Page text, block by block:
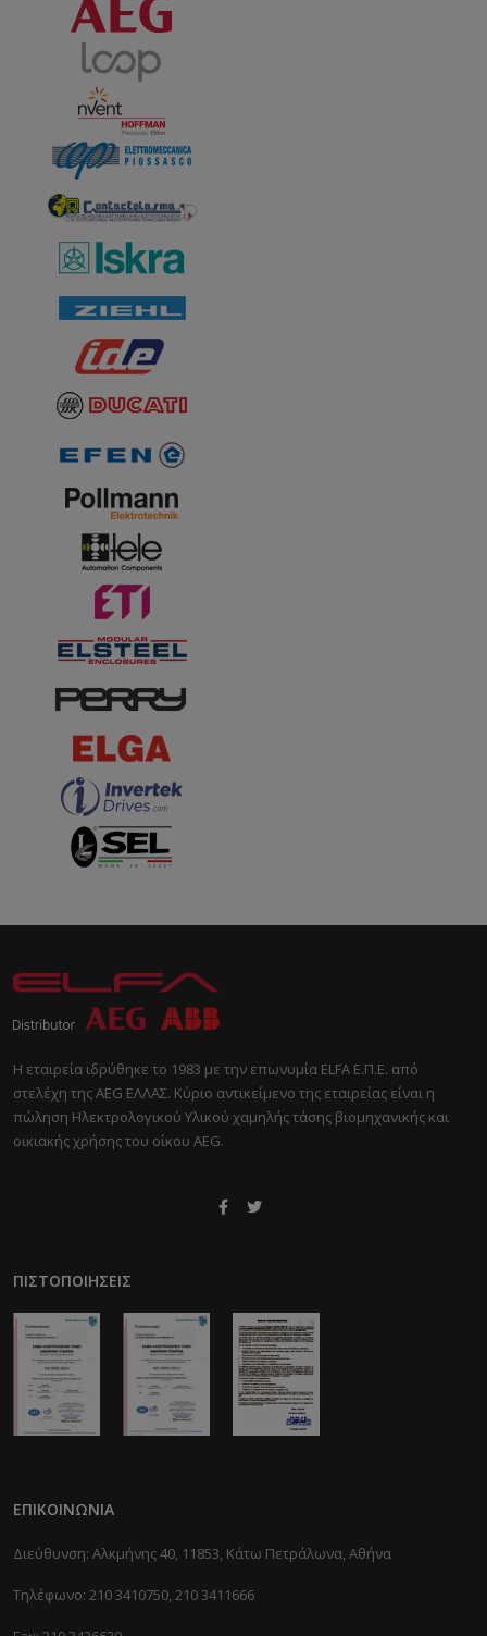
Η εταιρεία ιδρύθηκε το 1983 με την επωνυμία ELFA Ε.Π.Ε. από
στελέχη της AEG ΕΛΛΑΣ. Κύριο αντικείμενο της εταιρείας είναι η
πώληση Ηλεκτρολογικού Υλικού χαμηλής τάσης βιομηχανικής και
οικιακής χρήσης του οίκου AEG.
ΠΙΣΤΟΠΟΙΉΣΕΙΣ
ΕΠΙΚΟΙΝΩΝΊΑ
Διεύθυνση: Αλκμήνης 40, 11853, Κάτω Πετράλωνα, Αθήνα
Τηλέφωνο: 210 3410750, 210 3411666